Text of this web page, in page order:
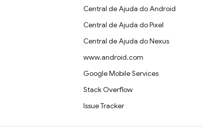
Central de Ajuda do Android
Central de Ajuda do Pixel
Central de Ajuda do Nexus
www.android.com
Google Mobile Services
Stack Overflow
Issue Tracker